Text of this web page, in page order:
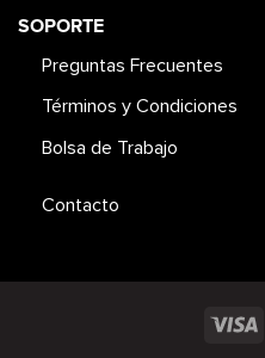
SOPORTE
Preguntas Frecuentes
Términos y Condiciones
Bolsa de Trabajo
Contacto